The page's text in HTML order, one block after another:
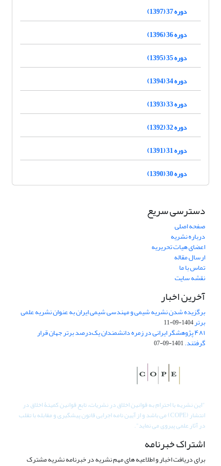
دوره 37 (1397)
دوره 36 (1396)
دوره 35 (1395)
دوره 34 (1394)
دوره 33 (1393)
دوره 32 (1392)
دوره 31 (1391)
دوره 30 (1390)
دسترسی سریع
صفحه اصلی
درباره نشریه
اعضای هیات تحریریه
ارسال مقاله
تماس با ما
نقشه سایت
آخرین اخبار
برگزیده شدن نشریه شیمی و مهندسی شیمی ایران به عنوان نشریه علمی
برتر1404-09-11
۴۸۱ پژوهشگر ایرانی در زمره دانشمندان یک‌درصد برتر جهان قرار
گرفتند.1401-09-07
"این نشریه با احترام به قوانین اخلاق در نشریات، تابع قوانین کمیتۀ اخلاق در
انتشار (COPE) می باشد و از آیین نامه اجرایی قانون پیشگیری و مقابله با تقلب
در آثار علمی پیروی می نماید".
اشتراک خبرنامه
برای دریافت اخبار و اطلاعیه های مهم نشریه در خبرنامه نشریه مشترک